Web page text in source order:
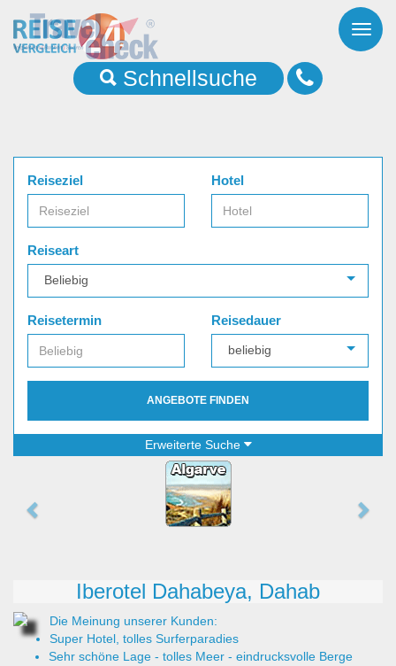
Toggle
Schnellsuche
Reiseziel Hotel
Reiseart
Reisetermin Reisedauer
ANGEBOTE FINDEN
Erweiterte Suche
Iberotel Dahabeya, Dahab
Die Meinung unserer Kunden:
Super Hotel, tolles Surferparadies
Sehr schöne Lage - tolles Meer - eindrucksvolle Berge